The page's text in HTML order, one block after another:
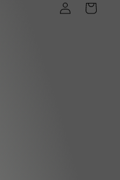
Iniciar
Carrito